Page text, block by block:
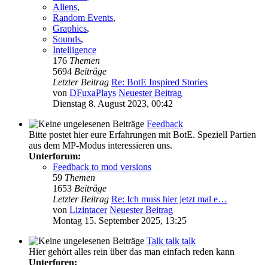
Aliens,
Random Events,
Graphics,
Sounds,
Intelligence
176 Themen
5694 Beiträge
Letzter Beitrag Re: BotE Inspired Stories
von DFuxaPlays Neuester Beitrag
Dienstag 8. August 2023, 00:42
Feedback
Bitte postet hier eure Erfahrungen mit BotE. Speziell Partien
aus dem MP-Modus interessieren uns.
Unterforum:
Feedback to mod versions
59 Themen
1653 Beiträge
Letzter Beitrag Re: Ich muss hier jetzt mal e…
von Lizintacer Neuester Beitrag
Montag 15. September 2025, 13:25
Talk talk talk
Hier gehört alles rein über das man einfach reden kann
Unterforen: